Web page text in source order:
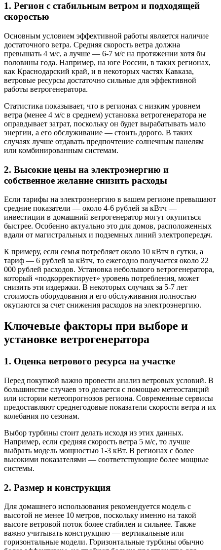
1. Регион с стабильным ветром и подходящей
скоростью
Основным условием эффективной работы является наличие
достаточного ветра. Средняя скорость ветра должна
превышать 4 м/с, а лучше — 6-7 м/с на протяжении хотя бы
половины года. Например, на юге России, в таких регионах,
как Краснодарский край, и в некоторых частях Кавказа,
ветровые ресурсы достаточно сильные для эффективной
работы ветрогенератора.
Статистика показывает, что в регионах с низким уровнем
ветра (менее 4 м/с в среднем) установка ветрогенератора не
оправдывает затрат, поскольку он будет вырабатывать мало
энергии, а его обслуживание — стоить дорого. В таких
случаях лучше отдавать предпочтение солнечным панелям
или комбинированным системам.
2. Высокие цены на электроэнергию и
собственное желание снизить расходы
Если тарифы на электроэнергию в вашем регионе превышают
средние показатели — около 4-6 рублей за кВтч —
инвестиции в домашний ветрогенератор могут окупиться
быстрее. Особенно актуально это для домов, расположенных
вдали от магистральных и подземных линий электропередач.
К примеру, если семья потребляет около 10 кВтч в сутки, а
тариф — 6 рублей за кВтч, то ежегодно получается около 22
000 рублей расходов. Установка небольшого ветрогенератора,
который «подкорректирует» уровень потребления, может
снизить эти издержки. В некоторых случаях за 5-7 лет
стоимость оборудования и его обслуживания полностью
окупаются за счет снижения расходов на электроэнергию.
Ключевые факторы при выборе и
установке ветрогенератора
1. Оценка ветрового ресурса на участке
Перед покупкой важно провести анализ ветровых условий. В
большинстве случаев это делается с помощью метеостанций
или истории метеопрогнозов региона. Современные сервисы
предоставляют среднегодовые показатели скорости ветра и их
колебания по сезонам.
Выбор турбины стоит делать исходя из этих данных.
Например, если средняя скорость ветра 5 м/с, то лучше
выбрать модель мощностью 1-3 кВт. В регионах с более
высокими показателями — соответствующие более мощные
системы.
2. Размер и конструкция
Для домашнего использования рекомендуется модель с
высотой не менее 10 метров, поскольку именно на такой
высоте ветровой поток более стабилен и сильнее. Также
важно учитывать конструкцию — вертикальные или
горизонтальные модели. Горизонтальные турбины обычно